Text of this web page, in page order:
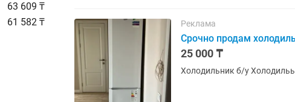
63 609 ₸
61 582 ₸ Реклама
Срочно продам
25 000 ₸
Холодильник б/у